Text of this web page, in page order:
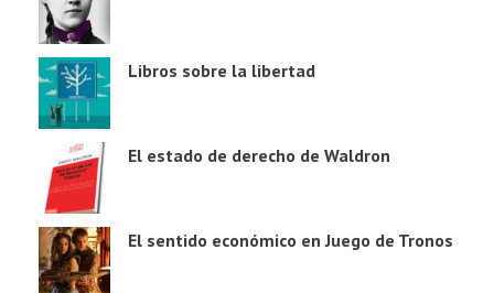
Libros sobre la libertad
El estado de derecho de Waldron
El sentido económico en Juego de Tronos